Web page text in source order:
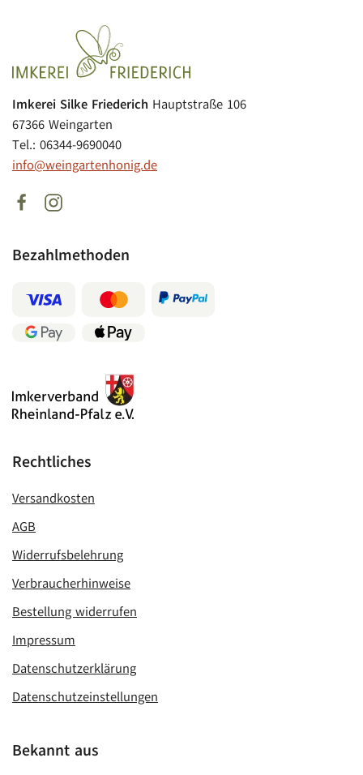
Imkerei Silke Friederich Hauptstraße 106
67366 Weingarten
Tel.: 06344-9690040
info@weingartenhonig.de
Bezahlmethoden
Rechtliches
Versandkosten
AGB
Widerrufsbelehrung
Verbraucherhinweise
Bestellung widerrufen
Impressum
Datenschutzerklärung
Datenschutzeinstellungen
Bekannt aus